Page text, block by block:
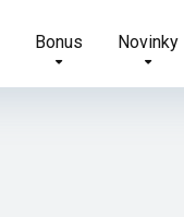
Bonus Novinky